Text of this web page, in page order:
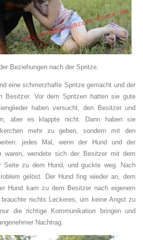
Beziehungen nach der Spritze.
eine schmerzhafte Spritze gemacht und der
Besitzer. Vor dem Spritzen hatten sie gute
haben versucht, den Besitzer und
aber es klappte nicht. Dann haben sie
mehr zu geben, sondern mit den
jedes Mal, wenn der Hund und der
waren, wendete sich der Besitzer mit dem
Seite zu dem Hund, und guckte weg. Nach
gelöst. Der Hund fing wieder an, dem
Hund kam zu dem Besitzer nach eigenem
nichts Leckeres, um keine Angst zu
die richtige Kommunikation bringen und
Nachtrag.